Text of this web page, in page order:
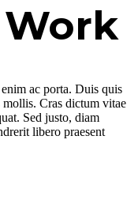
ac porta. Duis quis
Cras dictum vitae
Sed justo, diam
libero praesent